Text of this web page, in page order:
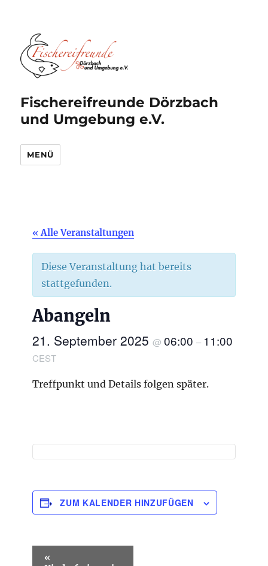
Fischereifreunde Dörzbach
und Umgebung e.V.
MENÜ
« Alle Veranstaltungen
Diese Veranstaltung hat bereits
stattgefunden.
Abangeln
21. September 2025@06:00– 11:00
CEST
Treffpunkt und Details folgen später.
ZUM KALENDER HINZUFÜGEN
«